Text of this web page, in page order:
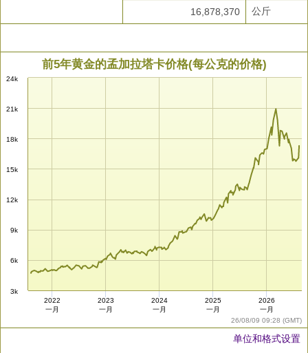
16,878,370 公斤
26/08/09 09:28 (GMT)
前5年黄金的孟加拉塔卡价格(每公克的价格)
3k
6k
9k
12k
15k
18k
21k
24k
2022
一月
2023
一月
2024
一月
2025
一月
2026
一月
单位和格式设置